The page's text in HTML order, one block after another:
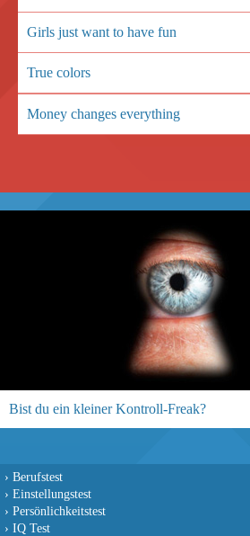
Girls just want to have fun
True colors
Money changes everything
Bist du ein kleiner Kontroll-Freak?
› Berufstest
› Einstellungstest
› Persönlichkeitstest
› IQ Test